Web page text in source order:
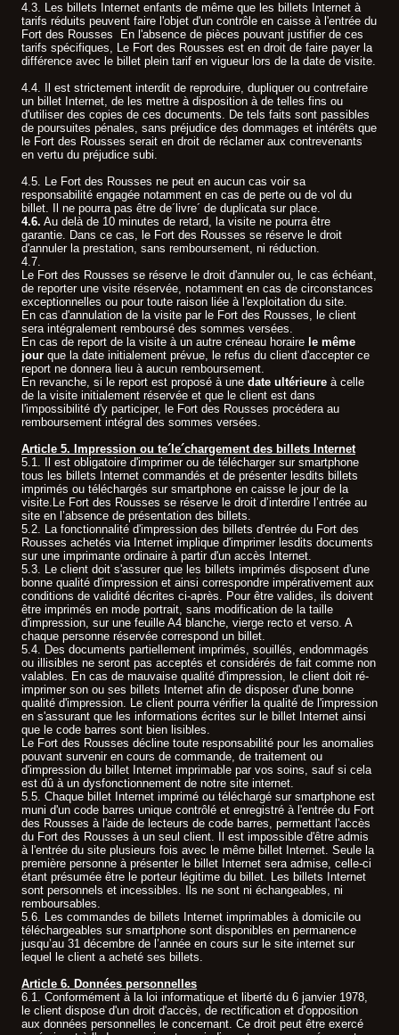
4.3. Les billets Internet enfants de même que les billets Internet à
tarifs réduits peuvent faire l'objet d'un contrôle en caisse à l'entrée du
Fort des Rousses En l'absence de pièces pouvant justifier de ces
tarifs spécifiques, Le Fort des Rousses est en droit de faire payer la
différence avec le billet plein tarif en vigueur lors de la date de visite.
4.4. Il est strictement interdit de reproduire, dupliquer ou contrefaire
un billet Internet, de les mettre à disposition à de telles fins ou
d'utiliser des copies de ces documents. De tels faits sont passibles
de poursuites pénales, sans préjudice des dommages et intérêts que
le Fort des Rousses serait en droit de réclamer aux contrevenants
en vertu du préjudice subi.
4.5. Le Fort des Rousses ne peut en aucun cas voir sa
responsabilité engagée notamment en cas de perte ou de vol du
billet. Il ne pourra pas être de´livre´ de duplicata sur place.
4.6. Au delà de 10 minutes de retard, la visite ne pourra être
garantie. Dans ce cas, le Fort des Rousses se réserve le droit
d'annuler la prestation, sans remboursement, ni réduction.
4.7.
Le Fort des Rousses se réserve le droit d'annuler ou, le cas échéant,
de reporter une visite réservée, notamment en cas de circonstances
exceptionnelles ou pour toute raison liée à l'exploitation du site.
En cas d'annulation de la visite par le Fort des Rousses, le client
sera intégralement remboursé des sommes versées.
En cas de report de la visite à un autre créneau horaire le même
jourque la date initialement prévue, le refus du client d'accepter ce
report ne donnera lieu à aucun remboursement.
En revanche, si le report est proposé à une date ultérieureà celle
de la visite initialement réservée et que le client est dans
l'impossibilité d'y participer, le Fort des Rousses procédera au
remboursement intégral des sommes versées.
Article 5. Impression ou te´le´chargement des billets Internet
5.1. Il est obligatoire d'imprimer ou de télécharger sur smartphone
tous les billets Internet commandés et de présenter lesdits billets
imprimés ou téléchargés sur smartphone en caisse le jour de la
visite.Le Fort des Rousses se réserve le droit d’interdire l’entrée au
site en l’absence de présentation des billets.
5.2. La fonctionnalité d'impression des billets d'entrée du Fort des
Rousses achetés via Internet implique d'imprimer lesdits documents
sur une imprimante ordinaire à partir d'un accès Internet.
5.3. Le client doit s'assurer que les billets imprimés disposent d'une
bonne qualité d'impression et ainsi correspondre impérativement aux
conditions de validité décrites ci-après. Pour être valides, ils doivent
être imprimés en mode portrait, sans modification de la taille
d'impression, sur une feuille A4 blanche, vierge recto et verso. A
chaque personne réservée correspond un billet.
5.4. Des documents partiellement imprimés, souillés, endommagés
ou illisibles ne seront pas acceptés et considérés de fait comme non
valables. En cas de mauvaise qualité d'impression, le client doit ré-
imprimer son ou ses billets Internet afin de disposer d'une bonne
qualité d'impression. Le client pourra vérifier la qualité de l'impression
en s'assurant que les informations écrites sur le billet Internet ainsi
que le code barres sont bien lisibles.
Le Fort des Rousses décline toute responsabilité pour les anomalies
pouvant survenir en cours de commande, de traitement ou
d'impression du billet Internet imprimable par vos soins, sauf si cela
est dû à un dysfonctionnement de notre site internet.
5.5. Chaque billet Internet imprimé ou téléchargé sur smartphone est
muni d'un code barres unique contrôlé et enregistré à l'entrée du Fort
des Rousses à l'aide de lecteurs de code barres, permettant l'accès
du Fort des Rousses à un seul client. Il est impossible d'être admis
à l'entrée du site plusieurs fois avec le même billet Internet. Seule la
première personne à présenter le billet Internet sera admise, celle-ci
étant présumée être le porteur légitime du billet. Les billets Internet
sont personnels et incessibles. Ils ne sont ni échangeables, ni
remboursables.
5.6. Les commandes de billets Internet imprimables à domicile ou
téléchargeables sur smartphone sont disponibles en permanence
jusqu’au 31 décembre de l’année en cours sur le site internet sur
lequel le client a acheté ses billets.
Article 6. Données personnelles
6.1. Conformément à la loi informatique et liberté du 6 janvier 1978,
le client dispose d'un droit d'accès, de rectification et d'opposition
aux données personnelles le concernant. Ce droit peut être exercé